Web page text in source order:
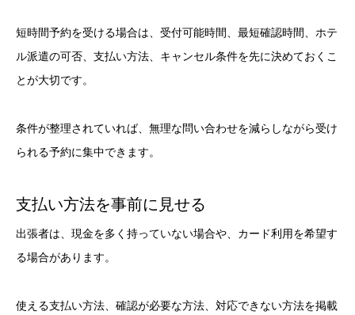
短時間予約を受ける場合は、受付可能時間、最短確認時間、ホテ
ル派遣の可否、支払い方法、キャンセル条件を先に決めておくこ
とが大切です。
条件が整理されていれば、無理な問い合わせを減らしながら受け
られる予約に集中できます。
支払い方法を事前に見せる
出張者は、現金を多く持っていない場合や、カード利用を希望す
る場合があります。
使える支払い方法、確認が必要な方法、対応できない方法を掲載